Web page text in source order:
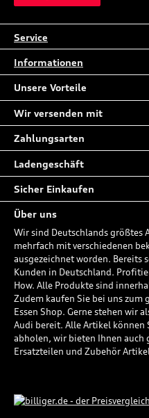
Service
Informationen
Unsere Vorteile
Wir versenden mit
Zahlungsarten
Ladengeschäft
Sicher Einkaufen
Über uns
Wir sind Deutschlands größtes
mehrfach mit verschiedenen
ausgezeichnet worden. Bereits
Kunden in Deutschland.
How. Alle Produkte sind
Zudem kaufen Sie bei uns
Essen Shop. Gerne stehen wir
Audi bereit. Alle Artikel können
abholen, wir bieten Ihnen auch
Ersatzteilen und Zubehör